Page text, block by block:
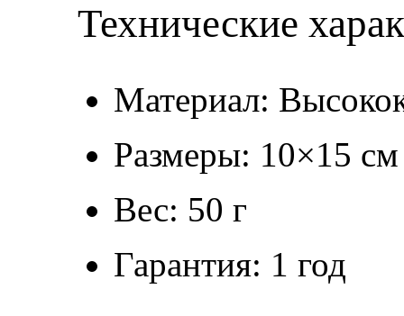
Технические
Материал:
Размеры: 10×15 см
Вес: 50 г
Гарантия: 1 год